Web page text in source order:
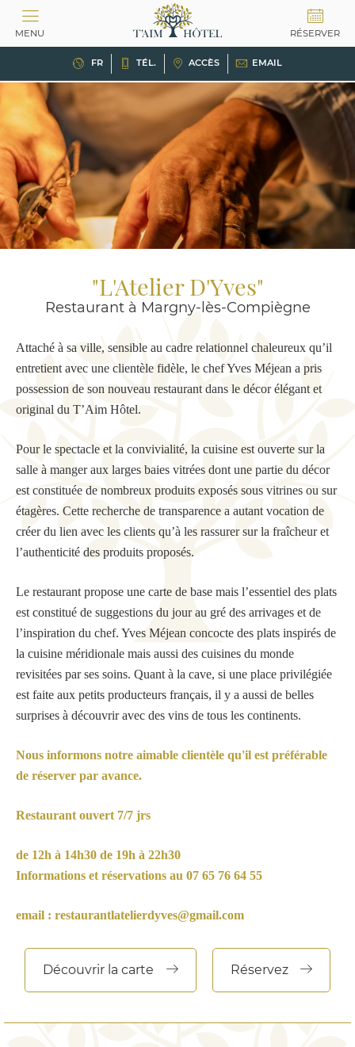
MENU RÉSERVER
FR TÉL. ACCÈS EMAIL
"L'Atelier D'Yves"
Restaurant à Margny-lès-Compiègne
Attaché à sa ville, sensible au cadre relationnel chaleureux qu’il
entretient avec une clientèle fidèle, le chef Yves Méjean a pris
possession de son nouveau restaurant dans le décor élégant et
original du T’Aim Hôtel.
Pour le spectacle et la convivialité, la cuisine est ouverte sur la
salle à manger aux larges baies vitrées dont une partie du décor
est constituée de nombreux produits exposés sous vitrines ou sur
étagères. Cette recherche de transparence a autant vocation de
créer du lien avec les clients qu’à les rassurer sur la fraîcheur et
l’authenticité des produits proposés.
Le restaurant propose une carte de base mais l’essentiel des plats
est constitué de suggestions du jour au gré des arrivages et de
l’inspiration du chef. Yves Méjean concocte des plats inspirés de
la cuisine méridionale mais aussi des cuisines du monde
revisitées par ses soins. Quant à la cave, si une place privilégiée
est faite aux petits producteurs français, il y a aussi de belles
surprises à découvrir avec des vins de tous les continents.
Nous informons notre aimable clientèle qu'il est préférable
de réserver par avance.
Restaurant ouvert 7/7 jrs
de 12h à 14h30 de 19h à 22h30
Informations et réservations au 07 65 76 64 55
email : restaurantlatelierdyves@gmail.com
Découvrir la carte Réservez
Panneau de gestion des cookies